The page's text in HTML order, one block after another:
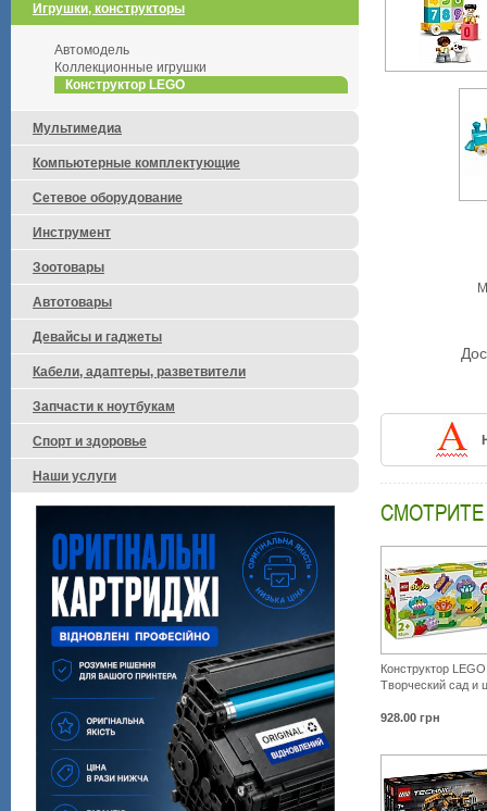
Конструктор
Творческий сад и
928.00 грн
Игрушки, конструкторы
Автомодель
Коллекционные игрушки
Конструктор LEGO
Мультимедиа
Компьютерные комплектующие
Сетевое оборудование
Инструмент
Зоотовары
Автотовары
Девайсы и гаджеты
Кабели, адаптеры, разветвители
Запчасти к ноутбукам
Спорт и здоровье
Наши услуги